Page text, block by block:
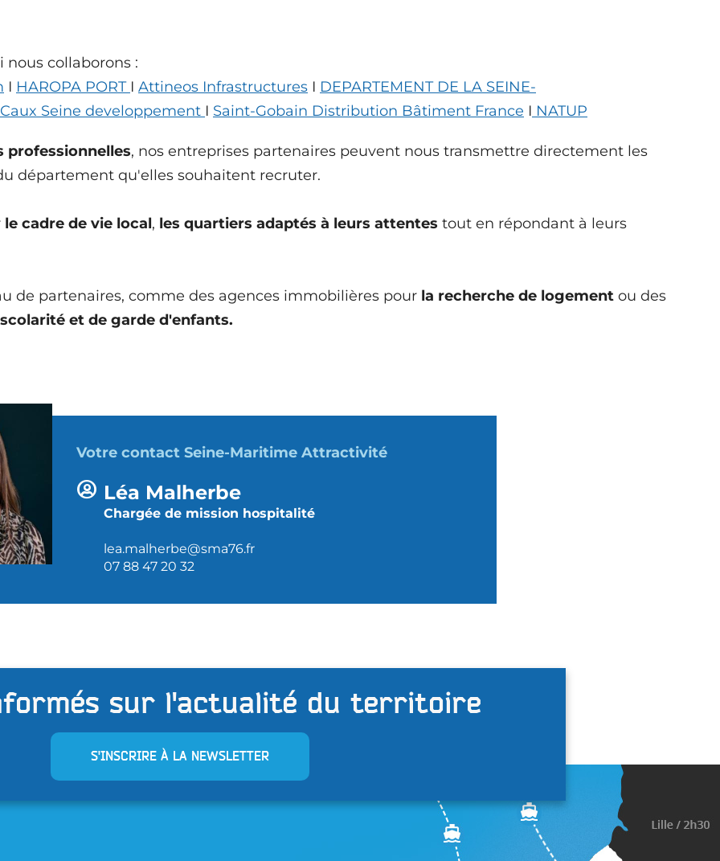
nous collaborons :
I HAROPA PORT I Attineos Infrastructures I DEPARTEMENT DE LA SEINE-
Caux Seine developpement I Saint-Gobain Distribution Bâtiment France I NATUP
professionnelles, nos entreprises partenaires peuvent nous transmettre directement les
département qu'elles souhaitent recruter.
le cadre de vie local, les quartiers adaptés à leurs attentes tout en répondant à leurs
de partenaires, comme des agences immobilières pour la recherche de logement ou des
et de garde d'enfants.
Votre contact Seine-Maritime Attractivité
Léa Malherbe
Chargée de mission hospitalité
lea.malherbe@sma76.fr
07 88 47 20 32
sur l'actualité du territoire
S'INSCRIRE À LA NEWSLETTER